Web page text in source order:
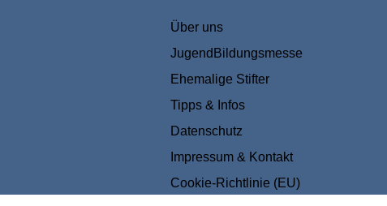
Über uns
JugendBil­dungs­messe
Ehemalige Stifter
Tipps & Infos
Datenschutz
Impressum & Kontakt
Cookie-Richtlinie (EU)